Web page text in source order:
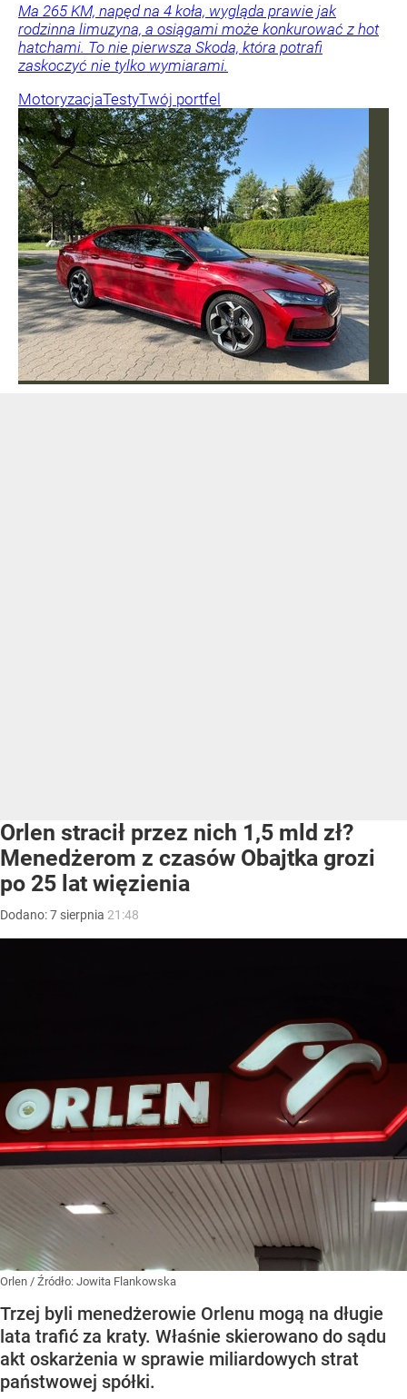
Ma 265 KM, napęd na 4 koła, wygląda prawie jak
rodzinna limuzyna, a osiągami może konkurować z hot
hatchami. To nie pierwsza Skoda, która potrafi
zaskoczyć nie tylko wymiarami.
MotoryzacjaTestyTwój portfel
Orlen stracił przez nich 1,5 mld zł?
Menedżerom z czasów Obajtka grozi
po 25 lat więzienia
Dodano:7 sierpnia 21:48
Orlen / Źródło: Jowita Flankowska
Trzej byli menedżerowie Orlenu mogą na długie
lata trafić za kraty. Właśnie skierowano do sądu
akt oskarżenia w sprawie miliardowych strat
państwowej spółki.